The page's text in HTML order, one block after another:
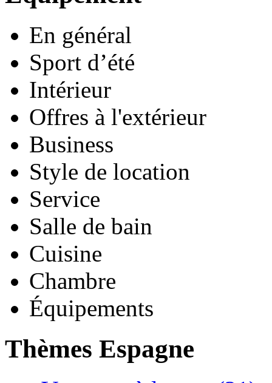
En général
Sport d’été
Intérieur
Offres à l'extérieur
Business
Style de location
Service
Salle de bain
Cuisine
Chambre
Équipements
Thèmes Espagne